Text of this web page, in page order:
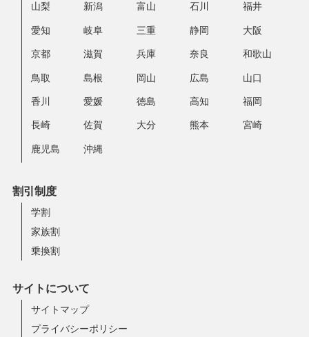
山梨 新潟 富山 石川 福井
愛知 岐阜 三重 静岡 大阪
京都 滋賀 兵庫 奈良 和歌山
鳥取 島根 岡山 広島 山口
香川 愛媛 徳島 高知 福岡
長崎 佐賀 大分 熊本 宮崎
鹿児島 沖縄
割引制度
学割
家族割
乗換割
サイトについて
サイトマップ
プライバシーポリシー